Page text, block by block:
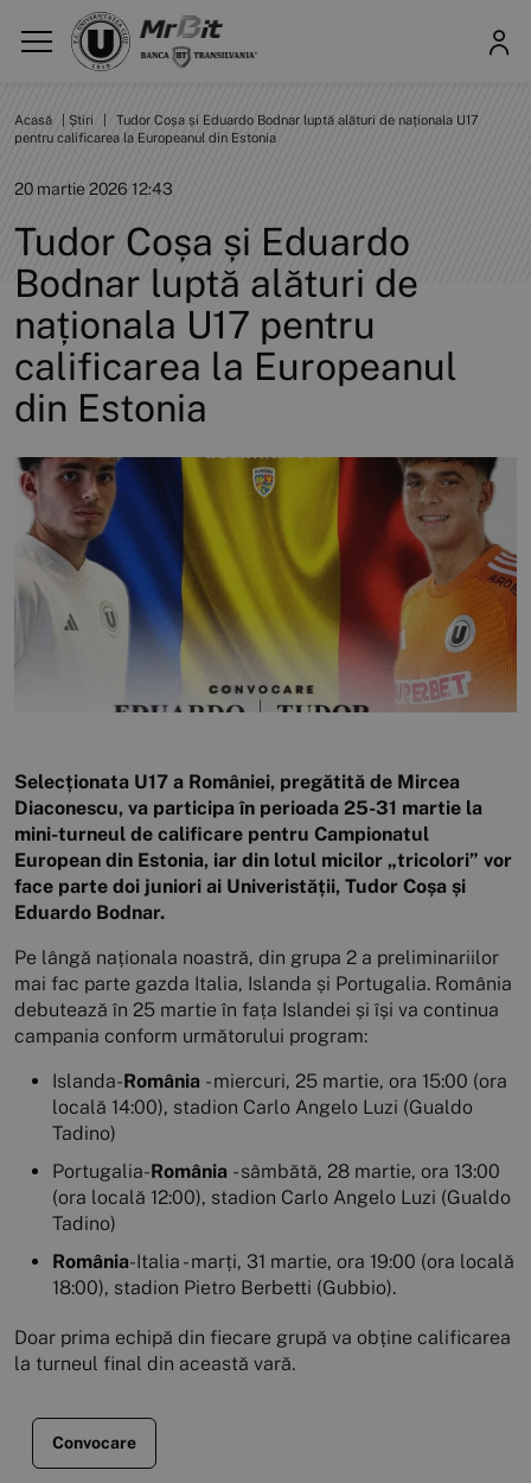
Acasă Știri
Tudor Coșa și Eduardo Bodnar luptă alături de naționala U17
pentru calificarea la Europeanul din Estonia
20 martie 2026 12:43
Tudor Coșa și Eduardo
Bodnar luptă alături de
naționala U17 pentru
calificarea la Europeanul
din Estonia
Selecționata U17 a României, pregătită de Mircea
Diaconescu, va participa în perioada 25-31 martie la
mini-turneul de calificare pentru Campionatul
European din Estonia, iar din lotul micilor „tricolori” vor
face parte doi juniori ai Univeristății, Tudor Coșa și
Eduardo Bodnar.
Pe lângă naționala noastră, din grupa 2 a preliminariilor
mai fac parte gazda Italia, Islanda și Portugalia. România
debutează în 25 martie în fața Islandei și își va continua
campania conform următorului program:
Islanda-România - miercuri, 25 martie, ora 15:00 (ora
locală 14:00), stadion Carlo Angelo Luzi (Gualdo
Tadino)
Portugalia-România - sâmbătă, 28 martie, ora 13:00
(ora locală 12:00), stadion Carlo Angelo Luzi (Gualdo
Tadino)
România-Italia - marți, 31 martie, ora 19:00 (ora locală
18:00), stadion Pietro Berbetti (Gubbio).
Doar prima echipă din fiecare grupă va obține calificarea
la turneul final din această vară.
Convocare